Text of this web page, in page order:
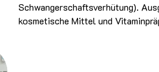
Schwangerschaftsverhütung).
kosmetische Mittel und